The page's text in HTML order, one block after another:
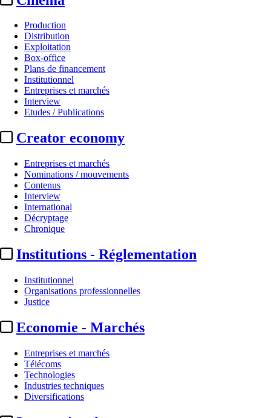
Production
Distribution
Exploitation
Box-office
Plans de financement
Institutionnel
Entreprises et marchés
Interview
Etudes / Publications
Creator economy
Entreprises et marchés
Nominations / mouvements
Contenus
Interview
International
Décryptage
Chronique
Institutions - Réglementation
Institutionnel
Organisations professionnelles
Justice
Economie - Marchés
Entreprises et marchés
Télécoms
Technologies
Industries techniques
Diversifications